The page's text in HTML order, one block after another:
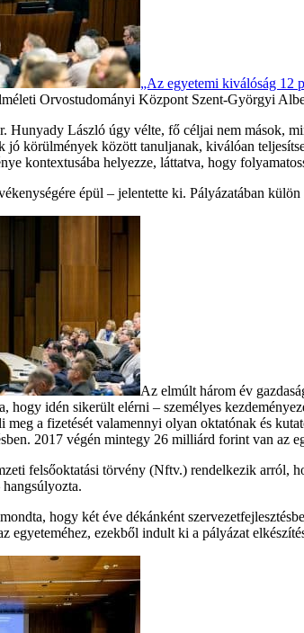
„Az egyetemi kiválóság 12
Orvostudományi Központ Szent-Györgyi
Hunyady László úgy vélte, fő céljai nem mások,
jó körülmények között tanuljanak, kiválóan
kontextusába helyezze, láttatva, hogy
épül – jelentette ki. Pályázatában
Az elmúlt három év
hogy idén sikerült elérni – személyes
meg a fizetését valamennyi olyan oktatónak és
2017 végén mintegy 26 milliárd forint van az
felsőoktatási törvény (Nftv.) rendelkezik arról,
hogy két éve dékánként
egyeteméhez, ezekből indult ki a pályázat